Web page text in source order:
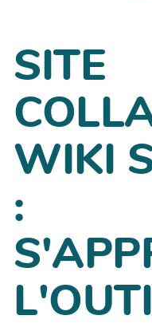
SITE
WIKI
: